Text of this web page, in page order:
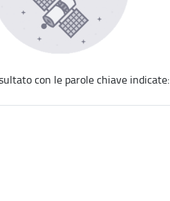
con le parole chiave indicate: